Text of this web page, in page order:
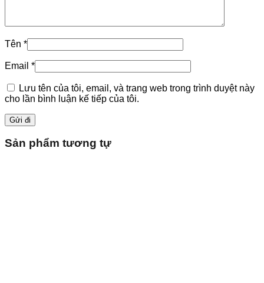
Tên *
Email *
Lưu tên của tôi, email, và trang web trong trình duyệt này
cho lần bình luận kế tiếp của tôi.
Sản phẩm tương tự